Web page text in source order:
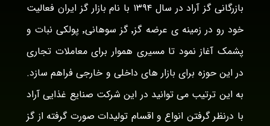
بازرگانی گز آراد در سال ۱۳۹۴ با نام بازار گز ایران فعالیت
خود رو در زمینه ی عرضه گز٬ گز سوهانی٬ پولکی نبات و
پشمک آغاز نمود تا مسیری هموار برای معاملات تجاری
در این حوزه برای بازار های داخلی و خارجی فراهم سازد.
به این ترتیب می توانید در این شرکت صنایع غذایی آراد
با درنظر گرفتن انواع و اقسام تولیدات صورت گرفته از گز